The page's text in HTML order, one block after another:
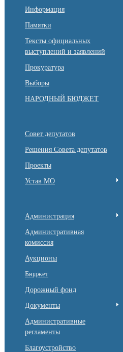
Информация
Памятки
Тексты официальных
выступлений и заявлений
Прокуратура
Выборы
НАРОДНЫЙ БЮДЖЕТ
Совет депутатов
Решения Совета депутатов
Проекты
Устав МО
Администрация
Административная
комиссия
Аукционы
Бюджет
Дорожный фонд
Документы
Административные
регламенты
Благоустройство